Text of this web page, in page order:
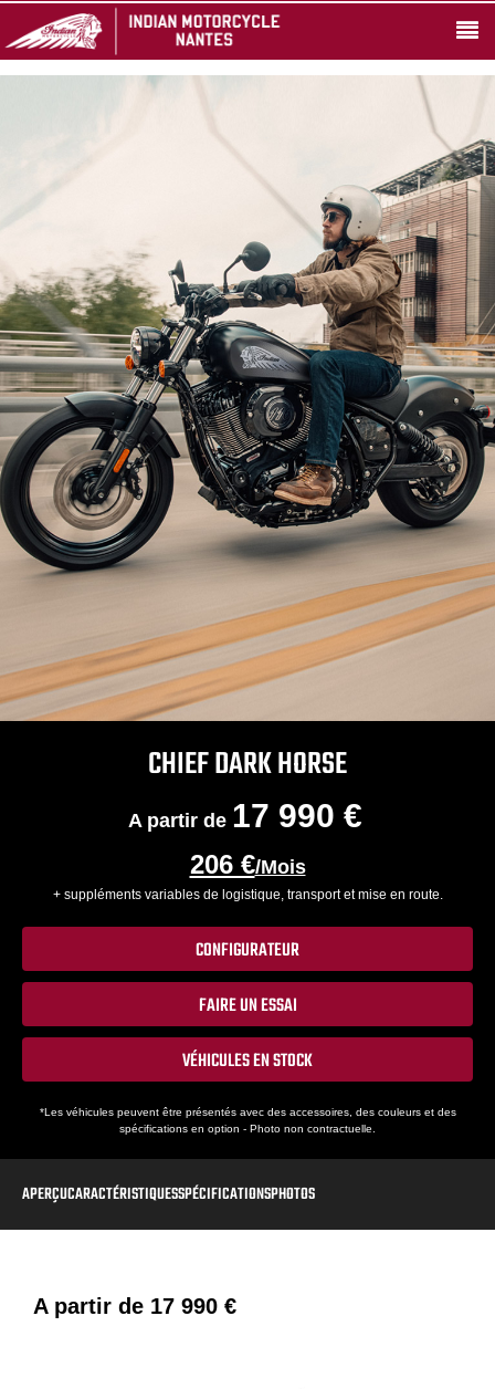
CHIEF DARK HORSE
A partir de 17 990 €
206 €/Mois
+ suppléments variables de logistique, transport et mise en route.
CONFIGURATEUR
FAIRE UN ESSAI
VÉHICULES EN STOCK
*Les véhicules peuvent être présentés avec des accessoires, des couleurs et des
spécifications en option - Photo non contractuelle.
APERÇUCARACTÉRISTIQUESSPÉCIFICATIONSPHOTOS
A partir de 17 990 €